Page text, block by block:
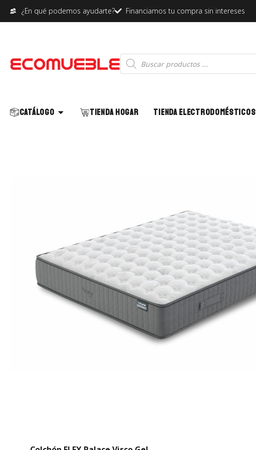
¿En qué podemos ayudarte? Financiamos tu compra sin intereses
Catálogo Abrir CatálogoTienda Hogar Tienda Electrodomésticos